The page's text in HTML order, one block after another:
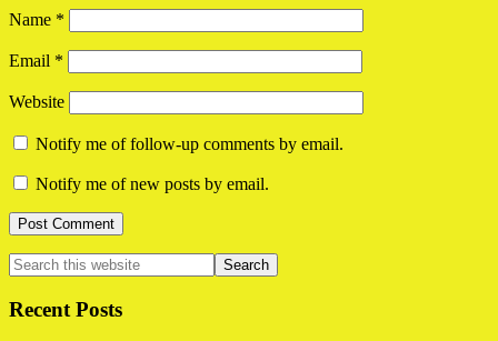
Name *
Email *
Website
Notify me of follow-up comments by email.
Notify me of new posts by email.
Primary
Sidebar
Search
this
website
Recent Posts